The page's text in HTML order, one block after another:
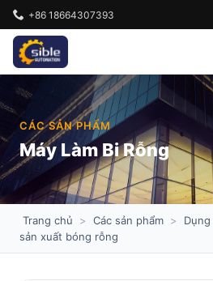
+86 18664307393
CÁC SẢN PHẨM
Máy Làm Bi Rỗng
Trang chủ > Các sản phẩm >
sản xuất bóng rỗng